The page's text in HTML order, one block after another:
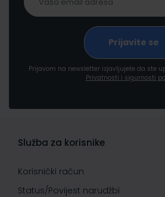
Prijavom na newsletter izjavljujete da ste
Privatnosti i sigurnosti
Služba za korisnike
Korisnički račun
Status/Povijest narudžbi